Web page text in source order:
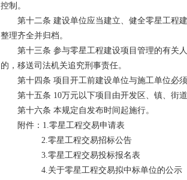
控制。
第十二条 建设单位应当建立、健全零星工程
整理齐全并归档。
第十三条 参与零星工程建设项目管理的有关
的，移送司法机关追究刑事责任。
第十四条 项目开工前建设单位与施工单位必
第十五条 10万元以下项目由开发区、镇、街
第十六条 本规定自发布时间起施行。
附件：1.零星工程交易申请表
2.零星工程交易招标公告
3.零星工程交易投标报名表
4.关于零星工程交易拟中标单位的公示